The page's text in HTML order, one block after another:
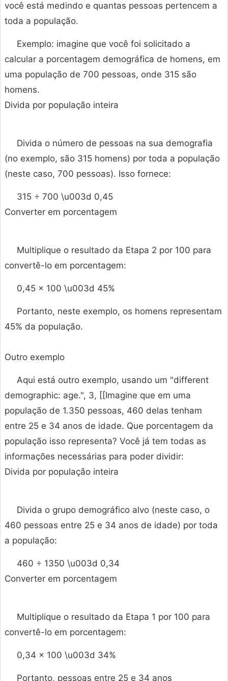
você está medindo e quantas pessoas pertencem a
toda a população.
Exemplo: imagine que você foi solicitado a
calcular a porcentagem demográfica de homens, em
uma população de 700 pessoas, onde 315 são
homens.
Divida por população inteira
Divida o número de pessoas na sua demografia
(no exemplo, são 315 homens) por toda a população
(neste caso, 700 pessoas). Isso fornece:
315 ÷ 700 \u003d 0,45
Converter em porcentagem
Multiplique o resultado da Etapa 2 por 100 para
convertê-lo em porcentagem:
0,45 × 100 \u003d 45%
Portanto, neste exemplo, os homens representam
45% da população.
Outro exemplo
Aqui está outro exemplo, usando um "different
demographic: age.", 3, [[Imagine que em uma
população de 1.350 pessoas, 460 delas tenham
entre 25 e 34 anos de idade. Que porcentagem da
população isso representa? Você já tem todas as
informações necessárias para poder dividir:
Divida por população inteira
Divida o grupo demográfico alvo (neste caso, o
460 pessoas entre 25 e 34 anos de idade) por toda
a população:
460 ÷ 1350 \u003d 0,34
Converter em porcentagem
Multiplique o resultado da Etapa 1 por 100 para
convertê-lo em porcentagem:
0,34 × 100 \u003d 34%
Portanto, pessoas entre 25 e 34 anos